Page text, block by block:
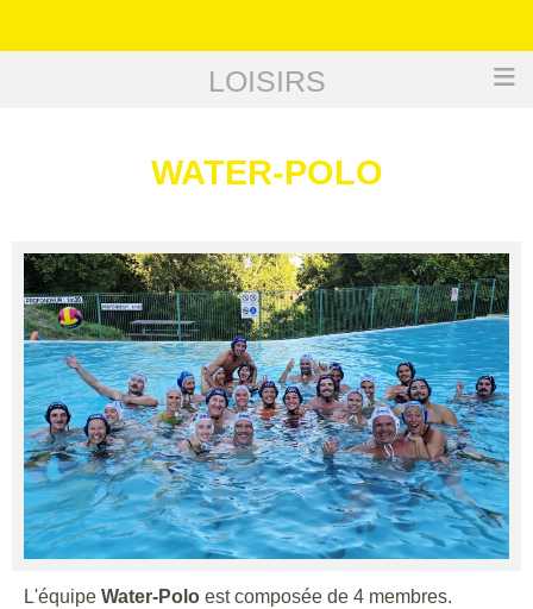
LOISIRS
Water-Polo
WATER-POLO
L'équipe Water-Polo est composée de 4 membres.